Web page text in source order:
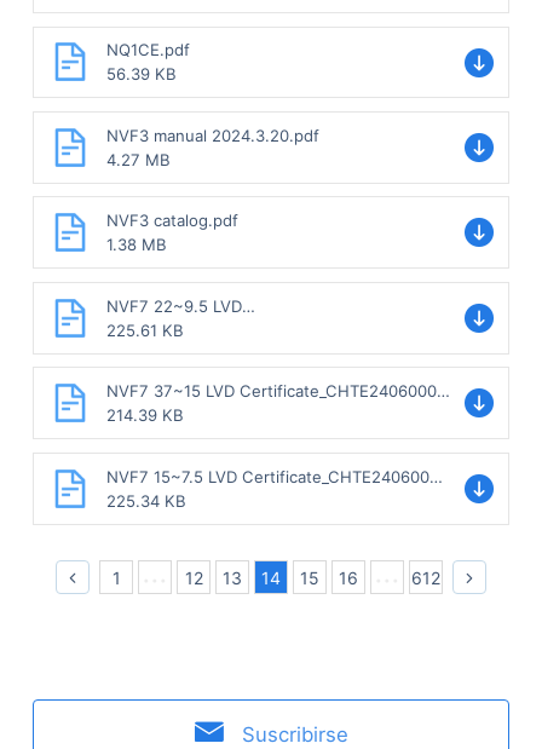
NQ1CE.pdf
56.39 KB
NVF3 manual 2024.3.20.pdf
4.27 MB
NVF3 catalog.pdf
1.38 MB
NVF7 22~9.5 LVD
Certificate_CHTE24060007
SHT2402038317E_20240626.pdf
225.61 KB
NVF7 37~15 LVD Certificate_CHTE24060009
SHT2402038319E_20240626.pdf
214.39 KB
NVF7 15~7.5 LVD Certificate_CHTE24060005
SHT2402038315E_20240626.pdf
225.34 KB
1 12 13 14 15 16 612
Suscribirse